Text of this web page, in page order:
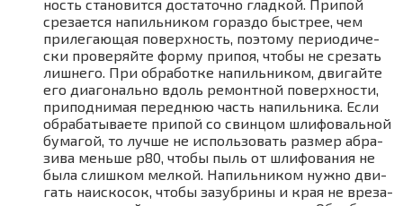
ность ста­но­вит­ся доста­точ­но глад­кой. При­пой
сре­за­ет­ся напиль­ни­ком гораз­до быст­рее, чем
при­ле­га­ю­щая поверх­ность, поэто­му пери­о­ди­че­
ски про­ве­ряй­те фор­му при­поя, что­бы не сре­зать
лиш­не­го. При обра­бот­ке напиль­ни­ком, дви­гай­те
его диа­го­наль­но вдоль ремонт­ной поверх­но­сти,
при­под­ни­мая перед­нюю часть напиль­ни­ка. Если
обра­ба­ты­ва­е­те при­пой со свин­цом шли­фо­валь­ной
бума­гой, то луч­ше не исполь­зо­вать раз­мер абра­
зи­ва мень­ше p80, что­бы пыль от шли­фо­ва­ния не
была слиш­ком мел­кой. Напиль­ни­ком нуж­но дви­
гать наис­ко­сок, что­бы зазуб­ри­ны и края не вре­за­